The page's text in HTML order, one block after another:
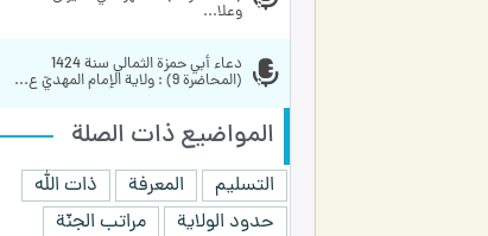
وعلا...
(المحاضرة 9) : ولاية الإمام المهديّ ع...
المواضيع ذات الصلة
التسليم المعرفة
ذات الله
حدود الولاية
مراتب الجنّة